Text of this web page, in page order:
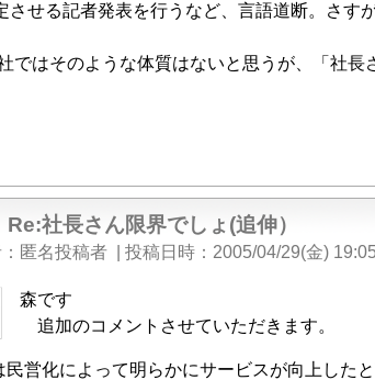
させる記者発表を行うなど、言語道断。さす
ではそのような体質はないと思うが、「社
Re:社長さん限界でしょ(追伸）
匿名投稿者 投稿日時 2005/04/29(金)
森です
追加のコメントさせていただきます。
営化によって明らかにサービスが向上したと